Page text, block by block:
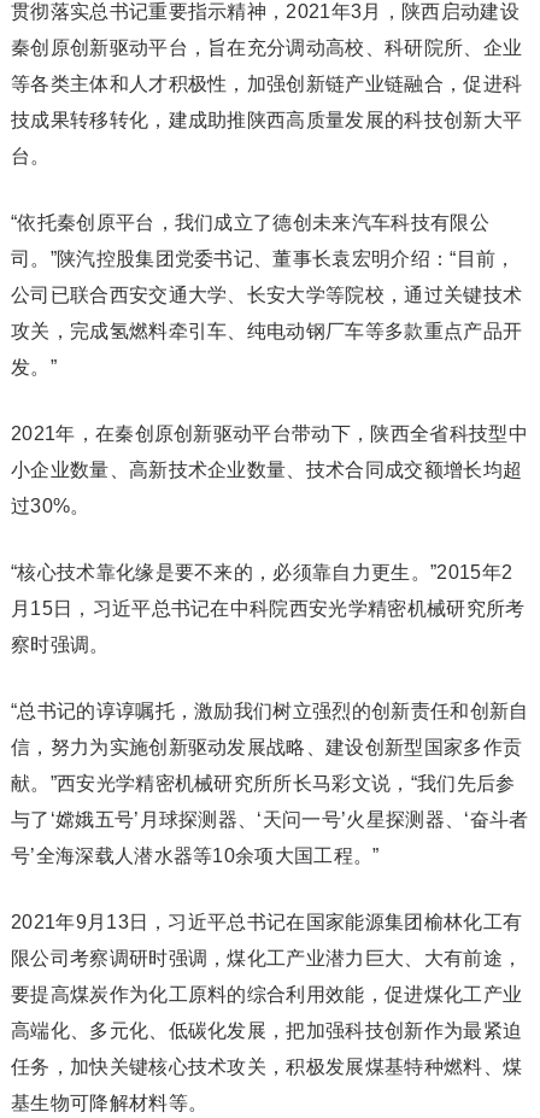
贯彻落实总书记重要指示精神，2021年3月，陕西启动建设
秦创原创新驱动平台，旨在充分调动高校、科研院所、企业
等各类主体和人才积极性，加强创新链产业链融合，促进科
技成果转移转化，建成助推陕西高质量发展的科技创新大平
台。
“依托秦创原平台，我们成立了德创未来汽车科技有限公
司。”陕汽控股集团党委书记、董事长袁宏明介绍：“目前，
公司已联合西安交通大学、长安大学等院校，通过关键技术
攻关，完成氢燃料牵引车、纯电动钢厂车等多款重点产品开
发。”
2021年，在秦创原创新驱动平台带动下，陕西全省科技型中
小企业数量、高新技术企业数量、技术合同成交额增长均超
过30%。
“核心技术靠化缘是要不来的，必须靠自力更生。”2015年2
月15日，习近平总书记在中科院西安光学精密机械研究所考
察时强调。
“总书记的谆谆嘱托，激励我们树立强烈的创新责任和创新自
信，努力为实施创新驱动发展战略、建设创新型国家多作贡
献。”西安光学精密机械研究所所长马彩文说，“我们先后参
与了‘嫦娥五号’月球探测器、‘天问一号’火星探测器、‘奋斗者
号’全海深载人潜水器等10余项大国工程。”
2021年9月13日，习近平总书记在国家能源集团榆林化工有
限公司考察调研时强调，煤化工产业潜力巨大、大有前途，
要提高煤炭作为化工原料的综合利用效能，促进煤化工产业
高端化、多元化、低碳化发展，把加强科技创新作为最紧迫
任务，加快关键核心技术攻关，积极发展煤基特种燃料、煤
基生物可降解材料等。